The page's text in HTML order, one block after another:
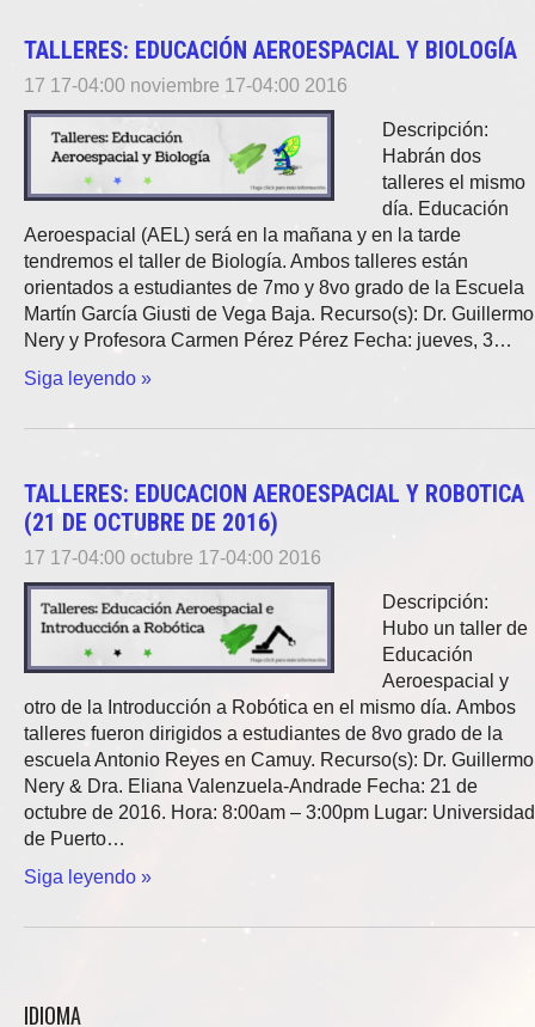
TALLERES: EDUCACIÓN AEROESPACIAL Y BIOLOGÍA
17 17-04:00 noviembre 17-04:00 2016
Descripción:
Habrán dos
talleres el mismo
día. Educación
Aeroespacial (AEL) será en la mañana y en la tarde
tendremos el taller de Biología. Ambos talleres están
orientados a estudiantes de 7mo y 8vo grado de la Escuela
Martín García Giusti de Vega Baja. Recurso(s): Dr. Guillermo
Nery y Profesora Carmen Pérez Pérez Fecha: jueves, 3…
Siga leyendo »
TALLERES: EDUCACION AEROESPACIAL Y ROBOTICA
(21 DE OCTUBRE DE 2016)
17 17-04:00 octubre 17-04:00 2016
Descripción:
Hubo un taller de
Educación
Aeroespacial y
otro de la Introducción a Robótica en el mismo día. Ambos
talleres fueron dirigidos a estudiantes de 8vo grado de la
escuela Antonio Reyes en Camuy. Recurso(s): Dr. Guillermo
Nery & Dra. Eliana Valenzuela-Andrade Fecha: 21 de
octubre de 2016. Hora: 8:00am – 3:00pm Lugar: Universidad
de Puerto…
Siga leyendo »
IDIOMA